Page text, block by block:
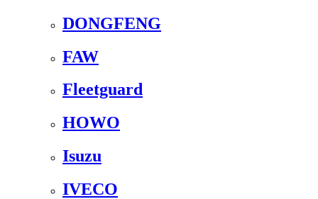
DONGFENG
FAW
Fleetguard
HOWO
Isuzu
IVECO